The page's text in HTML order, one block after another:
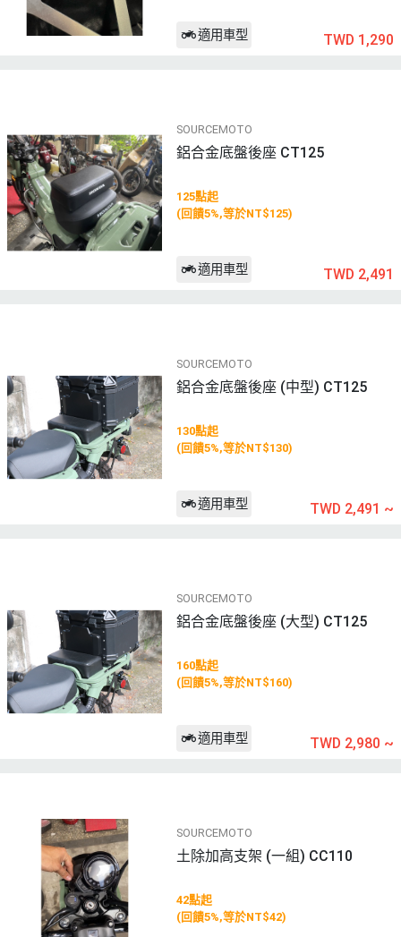
適用車型 TWD 1,290
SOURCEMOTO
鋁合金底盤後座 CT125
125點起
(回饋5%,等於NT$125)
適用車型 TWD 2,491
SOURCEMOTO
鋁合金底盤後座 (中型) CT125
130點起
(回饋5%,等於NT$130)
適用車型 TWD 2,491 ~
SOURCEMOTO
鋁合金底盤後座 (大型) CT125
160點起
(回饋5%,等於NT$160)
適用車型 TWD 2,980 ~
SOURCEMOTO
土除加高支架 (一組) CC110
42點起
(回饋5%,等於NT$42)